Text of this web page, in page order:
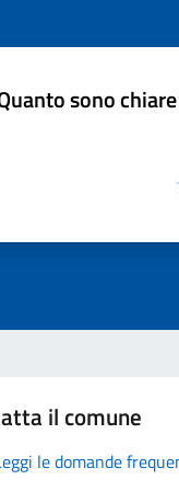
sono
il comune
le domande